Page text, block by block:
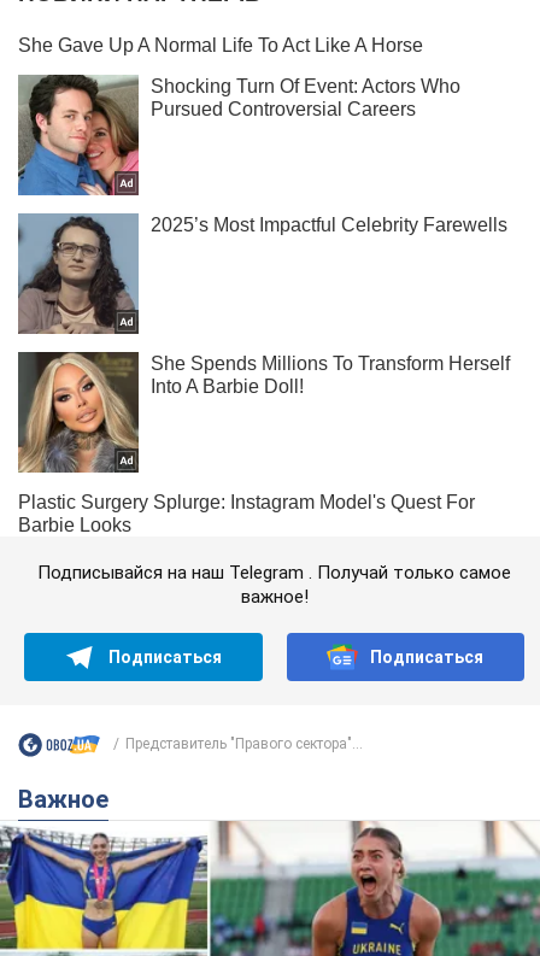
Подписывайся на наш Telegram . Получай только самое
важное!
Подписаться Подписаться
Представитель "Правого сектора"...
Важное